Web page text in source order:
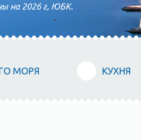
на 2026 г, ЮБК.
МОРЯ КУХНЯ